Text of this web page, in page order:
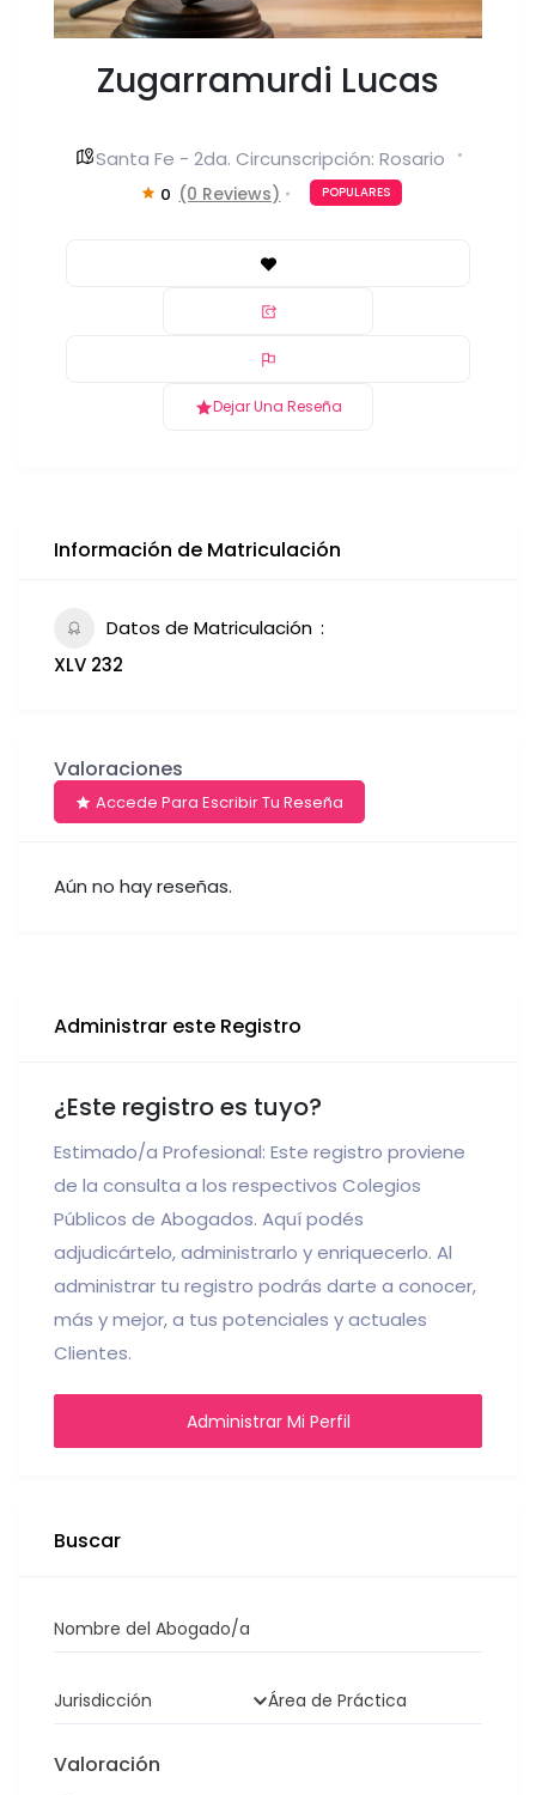
Zugarramurdi Lucas
Santa Fe - 2da. Circunscripción: Rosario
0 (0 Reviews) POPULARES
Dejar Una Reseña
Información de Matriculación
Datos de Matriculación
XLV 232
Valoraciones
Accede Para Escribir Tu Reseña
Aún no hay reseñas.
Administrar este Registro
¿Este registro es tuyo?
Estimado/a Profesional: Este registro proviene
de la consulta a los respectivos Colegios
Públicos de Abogados. Aquí podés
adjudicártelo, administrarlo y enriquecerlo. Al
administrar tu registro podrás darte a conocer,
más y mejor, a tus potenciales y actuales
Clientes.
Administrar Mi Perfil
Buscar
Nombre del Abogado/a
Jurisdicción Área de Práctica
Valoración